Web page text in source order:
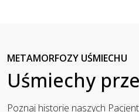
METAMORFOZY UŚMIECHU
Uśmiechy
Poznaj historie naszych